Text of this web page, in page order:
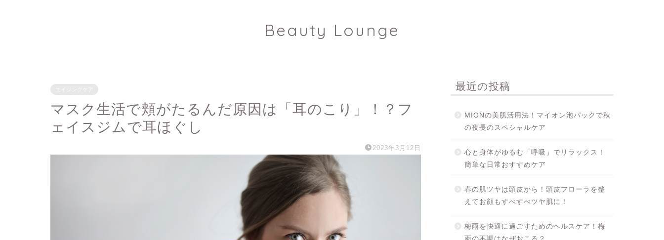
Beauty Lounge
マスク生活で頬がたるんだ原因は「耳のこり」！？フ
ェイスジムで耳ほぐし
2023年3月12日
最近の投稿
MIONの美肌活用法！マイオン泡パックで秋
の夜長のスペシャルケア
心と身体がゆるむ「呼吸」でリラックス！
簡単な日常おすすめケア
春の肌ツヤは頭皮から！頭皮フローラを整
えてお顔もすべすべツヤ肌に！
梅雨を快適に過ごすためのヘルスケア！梅